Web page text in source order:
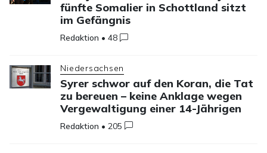
fünfte Somalier in Schottland sitzt
im Gefängnis
Redaktion •48
Niedersachsen
Syrer schwor auf den Koran, die Tat
zu bereuen – keine Anklage wegen
Vergewaltigung einer 14-Jährigen
Redaktion •205